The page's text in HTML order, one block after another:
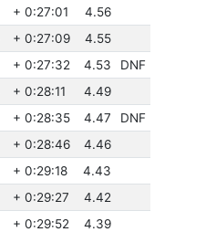
+ 0:27:01
4.56
+ 0:27:09
4.55
+ 0:27:32 4.53
DNF
+ 0:28:11
4.49
+ 0:28:35 4.47
DNF
+ 0:28:46
4.46
+ 0:29:18
4.43
+ 0:29:27
4.42
+ 0:29:52
4.39